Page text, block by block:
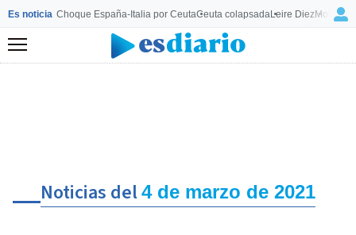
Es noticia Choque España-Italia por CeutaCeuta colapsadaLeire Diez
Menú
Noticias del4 de marzo de 2021